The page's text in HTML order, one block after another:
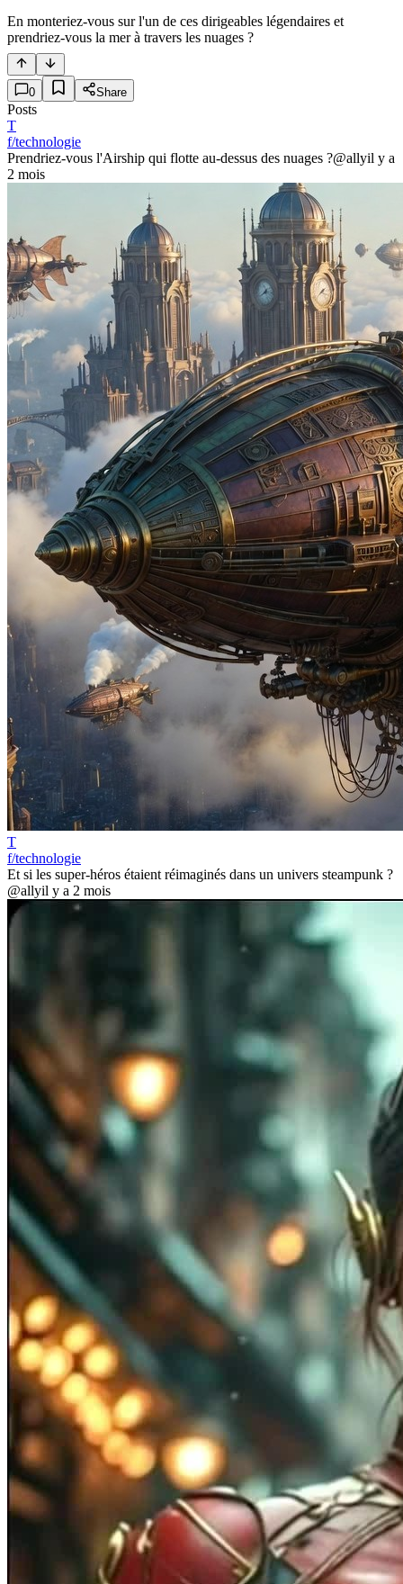
En monteriez-vous sur l'un de ces dirigeables légendaires et
prendriez-vous la mer à travers les nuages ?
0 Share
Posts
T
f/technologie
Prendriez-vous l'Airship qui flotte au-dessus des nuages ?@allyil y a
2 mois
T
f/technologie
Et si les super-héros étaient réimaginés dans un univers steampunk ?
@allyil y a 2 mois